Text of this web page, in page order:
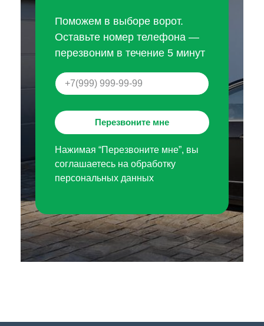
Поможем в выборе ворот.
Оставьте номер телефона —
перезвоним в течение 5 минут
Перезвоните мне
Нажимая “Перезвоните мне”, вы
соглашаетесь на обработку
персональных данных